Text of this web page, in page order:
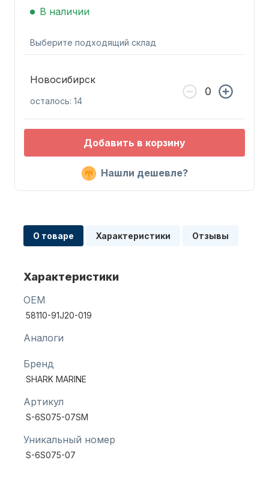
Запчасти для ПЛМ
Масла для лодочных моторов
Автохолодильник KYODA
В наличии
Выберите подходящий склад
Новосибирск
осталось: 14
Добавить в корзину
Нашли дешевле?
О товаре Характеристики Отзывы
Характеристики
OEM
58110-91J20-019
Аналоги
Бренд
SHARK MARINE
Артикул
S-6S075-07SM
Уникальный номер
S-6S075-07